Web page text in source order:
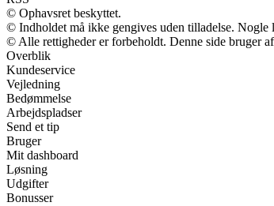
© Ophavsret beskyttet.
© Indholdet må ikke gengives uden tilladelse.
© Alle rettigheder er forbeholdt. Denne side bruger
Overblik
Kundeservice
Vejledning
Bedømmelse
Arbejdspladser
Send et tip
Bruger
Mit dashboard
Løsning
Udgifter
Bonusser